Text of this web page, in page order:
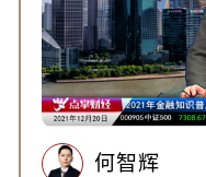
何智辉